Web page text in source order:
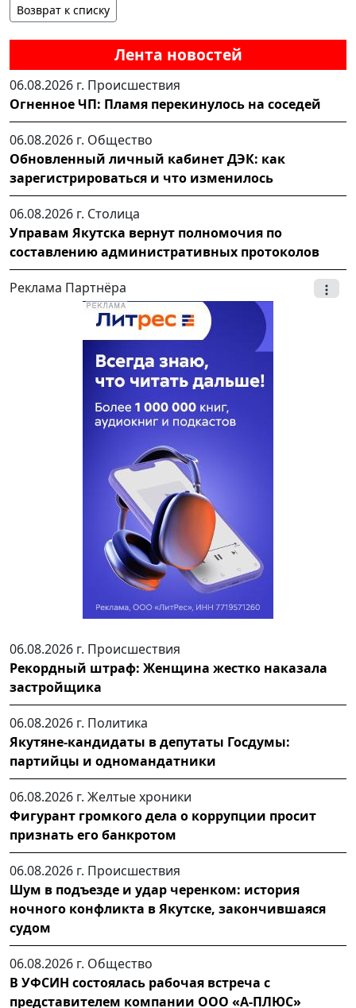
Лента новостей
06.08.2026 г. Происшествия
Огненное ЧП: Пламя перекинулось на соседей
06.08.2026 г. Общество
Обновленный личный кабинет ДЭК: как
зарегистрироваться и что изменилось
06.08.2026 г. Столица
Управам Якутска вернут полномочия по
составлению административных протоколов
Реклама Партнёра
06.08.2026 г. Происшествия
Рекордный штраф: Женщина жестко наказала
застройщика
06.08.2026 г. Политика
Якутяне-кандидаты в депутаты Госдумы:
партийцы и одномандатники
06.08.2026 г. Желтые хроники
Фигурант громкого дела о коррупции просит
признать его банкротом
06.08.2026 г. Происшествия
Шум в подъезде и удар черенком: история
ночного конфликта в Якутске, закончившаяся
судом
06.08.2026 г. Общество
В УФСИН состоялась рабочая встреча с
представителем компании ООО «А-ПЛЮС»
Возврат к списку